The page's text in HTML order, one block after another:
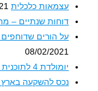
עצמאות כלכלית 2021
דוחות שנתיים – מה
על הורים שדוחפים את
08/02/2021
יומולדת 4 לתוכנית חסכון לכל ילד
נכס להשקעה בארץ או